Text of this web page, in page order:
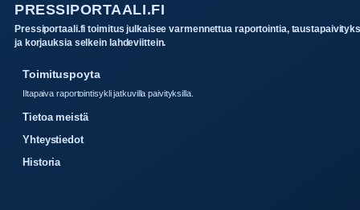
PRESSIPORTAALI.FI
Pressiportaali.fi toimitus julkaisee varmennettua raportointia,
ja korjauksia selkein lahdeviittein.
Toimituspoyta
Iltapaiva raportointisykli jatkuvilla paivityksilla.
Tietoa meistä
Yhteystiedot
Historia